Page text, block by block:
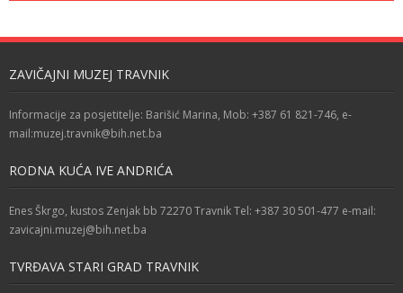
ZAVIČAJNI MUZEJ TRAVNIK
Informacije za posjetitelje: Barišić Marina, Mob: +387 61 821-746, e-
mail:muzej.travnik@bih.net.ba
RODNA KUĆA IVE ANDRIĆA
Enes Škrgo, kustos Zenjak bb 72270 Travnik Tel: +387 30 501-477 e-mail:
zavicajni.muzej@bih.net.ba
TVRĐAVA STARI GRAD TRAVNIK